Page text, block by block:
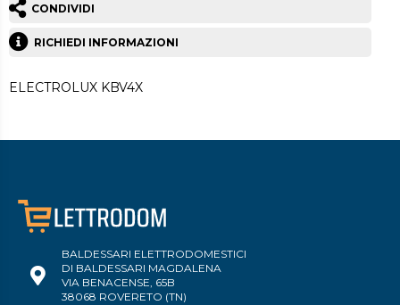
CONDIVIDI
RICHIEDI INFORMAZIONI
ELECTROLUX KBV4X
BALDESSARI ELETTRODOMESTICI
DI BALDESSARI MAGDALENA
VIA BENACENSE, 65B
38068 ROVERETO (TN)